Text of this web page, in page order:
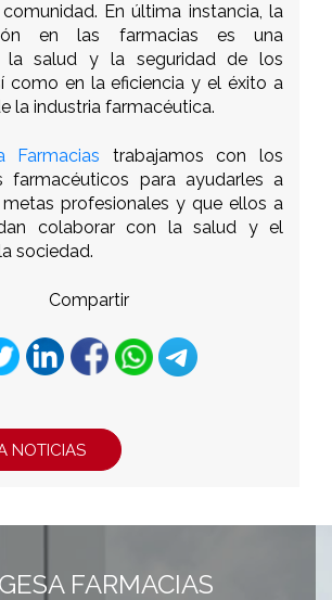
En última instancia, la
en las farmacias es una
la salud y la seguridad de los
como en la eficiencia y el éxito a
la industria farmacéutica.
Farmacias trabajamos con los
farmacéuticos para ayudarles a
profesionales y que ellos a
colaborar con la salud y el
sociedad.
Compartir
NOTICIAS
FARMACIAS